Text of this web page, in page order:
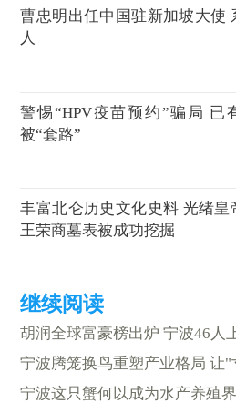
曹忠明出任中国驻新加坡大使
人
警惕“HPV疫苗预约”骗局 已
被“套路”
丰富北仑历史文化史料 光绪皇
王荣商墓表被成功挖掘
胡润全球富豪榜出炉 宁波46人
宁波腾笼换鸟重塑产业格局 让
宁波这只蟹何以成为水产养殖